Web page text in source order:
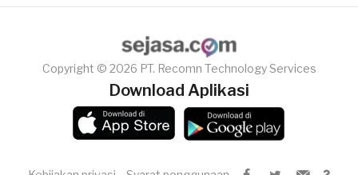
Copyright © 2026 PT. Recomn Technology Services
Download Aplikasi